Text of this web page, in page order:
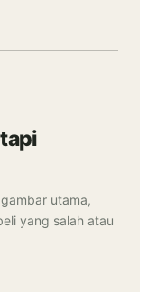
utama,
yang salah atau